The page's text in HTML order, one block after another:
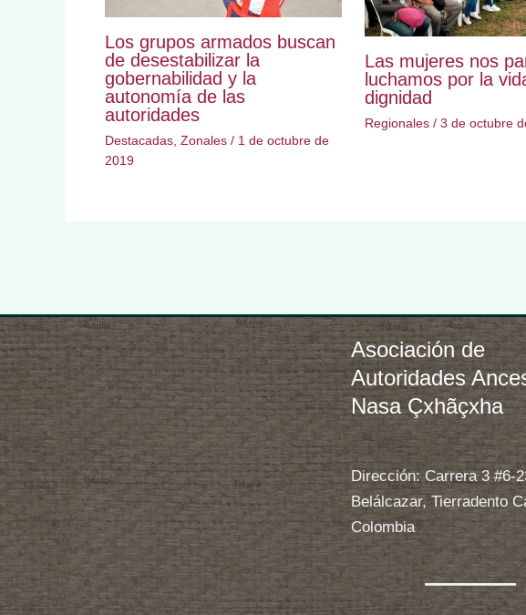
Los grupos armados buscan
de desestabilizar la
gobernabilidad y la
autonomía de las
autoridades
Destacadas, Zonales/ 1 de octubre de
2019
Las mujeres nos
luchamos por la
dignidad
Regionales/ 3 de octubre
Asociación de
Autoridades
Nasa Çxhãçxha
Dirección: Carrera 3 #6-
Belálcazar, Tierradento
Colombia